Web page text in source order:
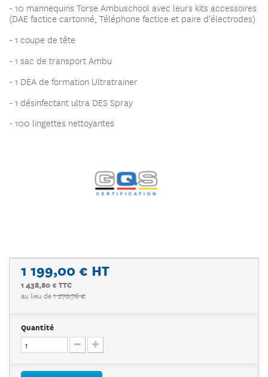
- 10 mannequins Torse Ambuschool avec leurs kits accessoires
(DAE factice cartonné, Téléphone factice et paire d'électrodes)
- 1 coupe de tête
- 1 sac de transport Ambu
- 1 DEA de formation Ultratrainer
- 1 désinfectant ultra DES Spray
- 100 lingettes nettoyantes
1 199,00 € HT
1 438,80 € TTC
au lieu de1 270,76 €
Quantité